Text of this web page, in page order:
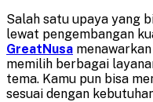
Salah satu upaya yang
lewat pengembangan
GreatNusa
memilih berbagai
tema. Kamu pun bisa
sesuai dengan